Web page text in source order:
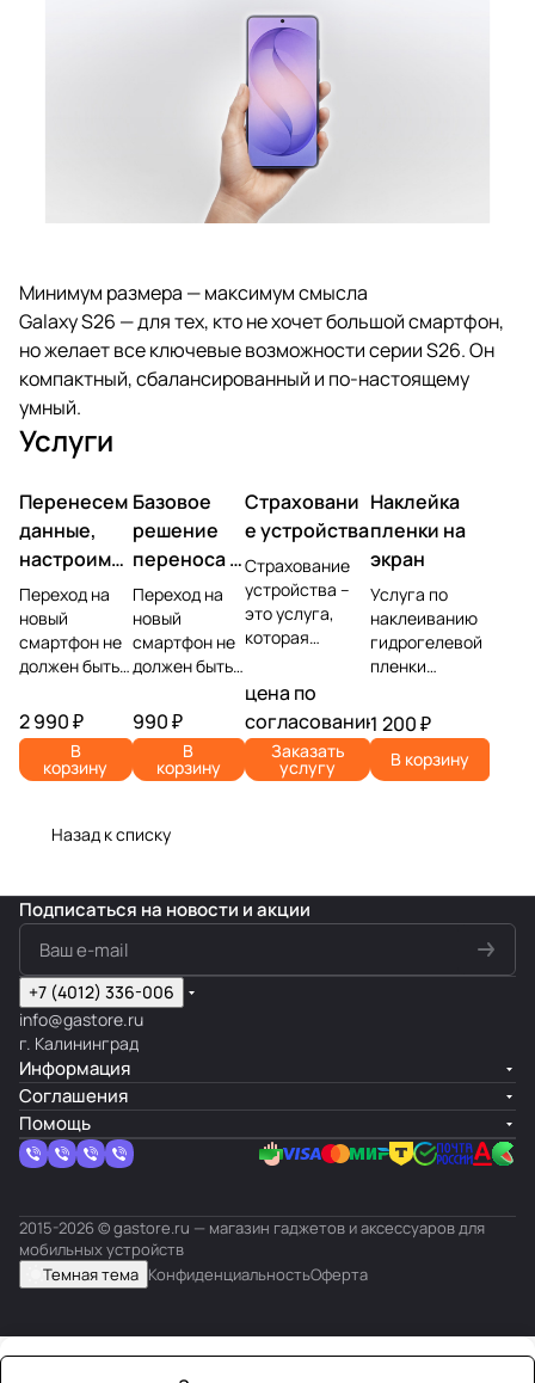
Минимум размера — максимум смысла
Galaxy S26 — для тех, кто не хочет большой смартфон,
но желает все ключевые возможности серии S26. Он
компактный, сбалансированный и по-настоящему
умный.
Услуги
Перенесем
данные,
настроим
учетную
запись,
установим
ПО
Переход на
новый
смартфон не
должен быть
болью.
Доверьте
самую
сложную
перенос
нашим
специалиста
2 990 ₽
В
корзину
Базовое
решение
переноса и
настройки
Переход на
новый
смартфон не
должен быть
болью.
Доверьте
самую
сложную
перенос
нашим
специалиста
990 ₽
В
корзину
Страховани
е устройства
Страхование
устройства –
это услуга,
которая
защитить
владельца
устройства от
различных
рисков,
кражей.
цена по
согласованию
Заказать
услугу
Наклейка
пленки на
экран
Услуга по
наклеиванию
гидрогелевой
пленки
собой процесс
защиты экрана
мобильного
устройства от
гидрогеля.
1 200 ₽
В корзину
Назад к списку
Подписаться на новости и акции
+7 (4012) 336-006
info@gastore.ru
г. Калининград
Информация
Соглашения
Помощь
2015-2026 © gastore.ru — магазин гаджетов и аксессуаров для
мобильных устройств
Темная тема КонфиденциальностьОферта